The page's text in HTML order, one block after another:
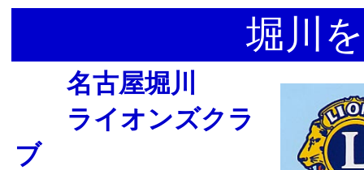
堀川
名古屋堀川
ライオンズクラ
ブ